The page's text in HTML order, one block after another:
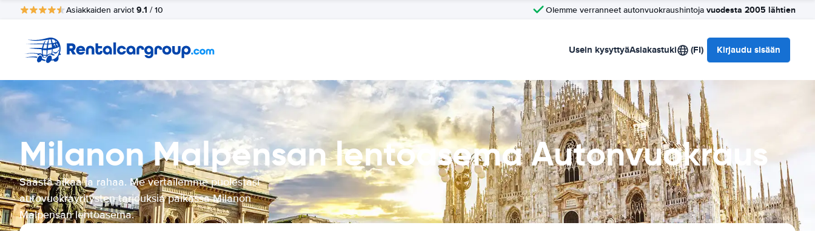
Asiakkaiden arviot 9.1 / 10 Olemme verranneet autonvuokraushintoja vuodesta 2005 lähtien
Usein kysyttyäAsiakastuki (FI) Kirjaudu sisään
Milanon Malpensan lentoasema Autonvuokraus
Säästä aikaa ja rahaa. Me vertailemme puolestasi
autovuokrayritysten tarjouksia paikassa Milanon
Malpensan lentoasema.